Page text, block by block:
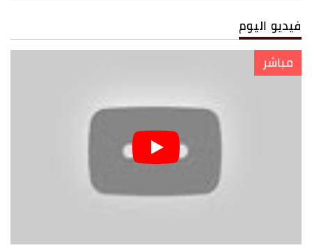
فيديو اليوم
مباشر